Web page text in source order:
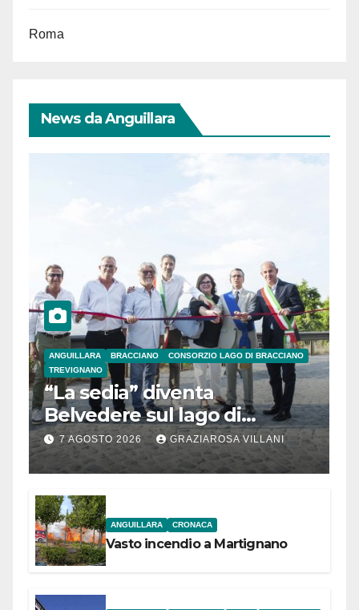
Roma
News da Anguillara
ANGUILLARA BRACCIANO
CONSORZIO LAGO DI BRACCIANO
TREVIGNANO
“La sedia” diventa
Belvedere sul lago di
Bracciano: ieri
l’inaugurazione
7 AGOSTO 2026 GRAZIAROSA VILLANI
ANGUILLARA CRONACA
Vasto incendio a Martignano